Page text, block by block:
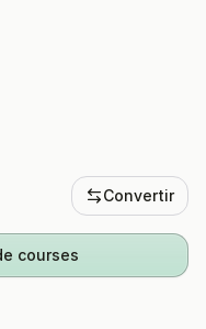
Convertir
courses